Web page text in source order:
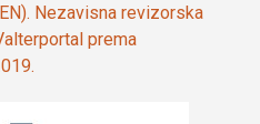
Nezavisna revizorska
prema